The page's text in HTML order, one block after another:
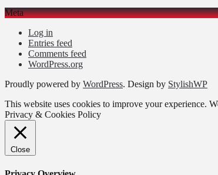
Meta
Log in
Entries feed
Comments feed
WordPress.org
Proudly powered by WordPress. Design by StylishWP
This website uses cookies to improve your experience.
Privacy & Cookies Policy
Close